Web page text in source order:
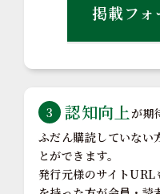
掲載フォ
3 認知向上が期
ふだん購読していない
とができます。
発行元様のサイトURL